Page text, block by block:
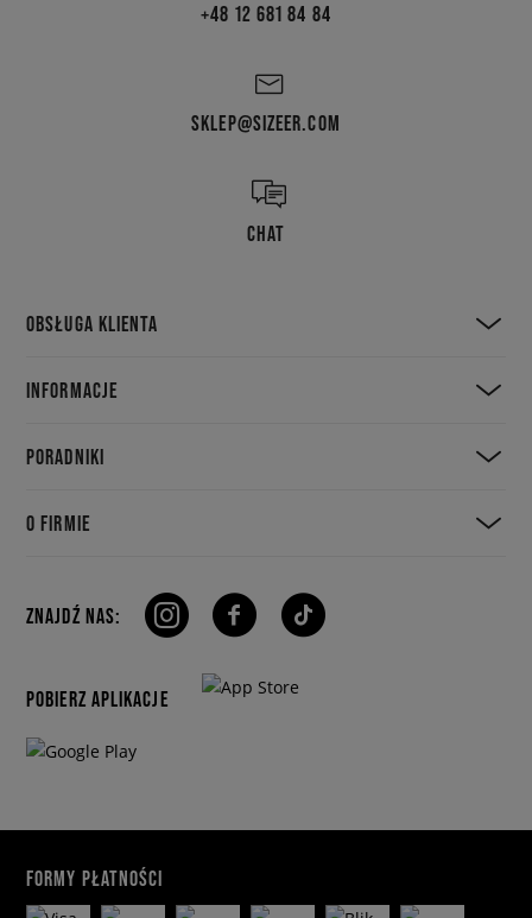
+48 12 681 84 84
SKLEP@SIZEER.COM
CHAT
OBSŁUGA KLIENTA
INFORMACJE
PORADNIKI
O FIRMIE
ZNAJDŹ NAS:
POBIERZ APLIKACJE
FORMY PŁATNOŚCI